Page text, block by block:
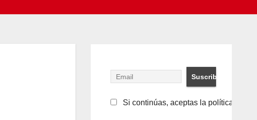
Si continúas, aceptas la política de